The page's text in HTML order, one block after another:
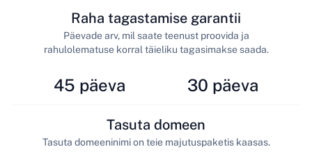
45 päeva
Raha tagastamise garantii
Päevade arv, mil saate teenust proovida ja
rahulolematuse korral täieliku tagasimakse saada.
30 päeva
Tasuta domeen
Tasuta domeeninimi on teie majutuspaketis kaasas.